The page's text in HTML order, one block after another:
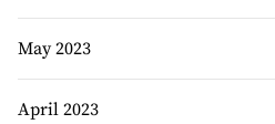
May 2023
April 2023